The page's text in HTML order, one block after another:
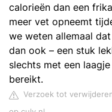
calorieën dan een
meer vet opneemt
we weten allemaal
dan ook – een stuk
slechts met een
bereikt.
Verzoek tot